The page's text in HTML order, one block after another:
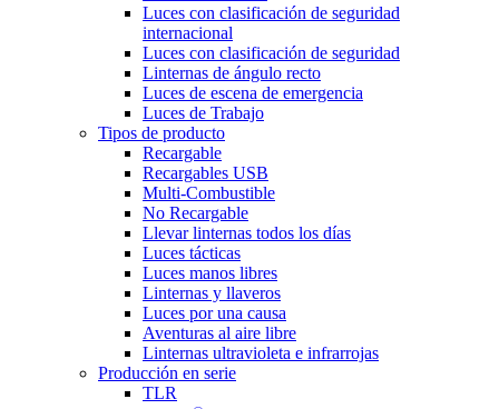
Luces con clasificación de seguridad
internacional
Luces con clasificación de seguridad
Linternas de ángulo recto
Luces de escena de emergencia
Luces de Trabajo
Tipos de producto
Recargable
Recargables USB
Multi-Combustible
No Recargable
Llevar linternas todos los días
Luces tácticas
Luces manos libres
Linternas y llaveros
Luces por una causa
Aventuras al aire libre
Linternas ultravioleta e infrarrojas
Producción en serie
TLR